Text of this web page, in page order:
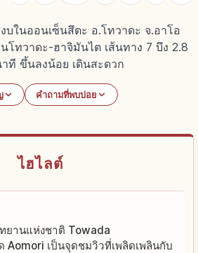
บในออนเซ็นสึตะ อ.โทวาดะ จ.อาโอ
โทวาดะ-ฮาจิมันไต เส้นทาง 7 บึง 2.8
ที ขึ้นลงน้อย เดินสะดวก
คำถามที่พบบ่อย
ไฮไลต์
ยานแห่งชาติ Towada
Aomori เป็นจุดชมวิวที่เพลิดเพลินกับ